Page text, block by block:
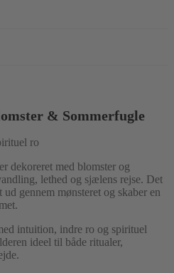
& Sommerfugle
ro
dekoreret med blomster og
lethed og sjælens rejse. Det
gennem mønsteret og skaber en
intuition, indre ro og spirituel
ideel til både ritualer,